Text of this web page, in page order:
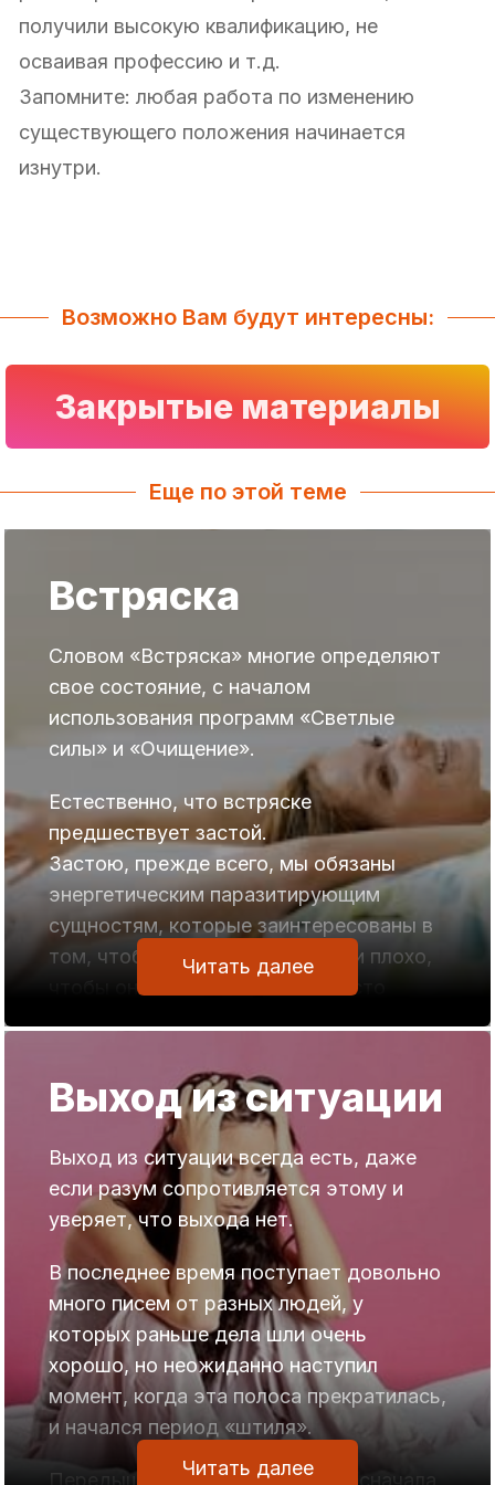
получили высокую квалификацию, не
осваивая профессию и т.д.
Запомните: любая работа по изменению
существующего положения начинается
изнутри.
Возможно Вам будут интересны:
Закрытые материалы
Еще по этой теме
Встряска
Словом «Встряска» многие определяют
свое состояние, с началом
использования программ «Светлые
силы» и «Очищение».
Естественно, что встряске
предшествует застой.
Застою, прежде всего, мы обязаны
энергетическим паразитирующим
сущностям, которые заинтересованы в
том, чтобы дела у человека шли плохо,
чтобы он много нервничал и часто
Застой едва ли не во всех делах
мотивирует человека к тому, что он
начинает искать пути вырваться из него.
Намерение хорошее, но попытки
вырваться из застоя не приводят к
успеху.
И это не случайно.
У паразитирующих сущностей огромное
число «инструментов» испортить
человеку жизнь в других областях.
Например, человек сжимает волю в
кулак и пытается исправить ситуацию
на работе или в бизнесе.
Читать далее
Выход из ситуации
Выход из ситуации всегда есть, даже
если разум сопротивляется этому и
уверяет, что выхода нет.
В последнее время поступает довольно
много писем от разных людей, у
которых раньше дела шли очень
хорошо, но неожиданно наступил
момент, когда эта полоса прекратилась,
и начался период «штиля».
Передышке в активности люди сначала
Читать далее